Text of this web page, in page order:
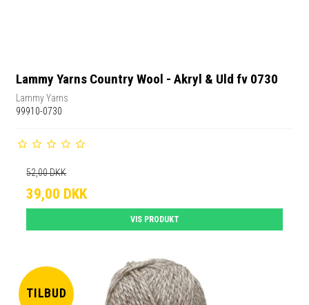
Lammy Yarns Country Wool - Akryl & Uld fv 0730
Lammy Yarns
99910-0730
52,00 DKK
39,00 DKK
VIS PRODUKT
TILBUD